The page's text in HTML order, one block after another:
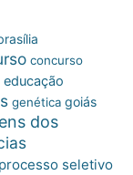
concurso
educação
genética goiás
dos
processo seletivo